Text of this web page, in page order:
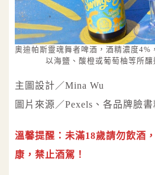
奧迪帕斯靈魂舞者啤酒，酒精濃度4%
以海鹽、酸橙或葡萄柚等所釀
主圖設計／Mina Wu
圖片來源／Pexels、各品牌臉
溫馨提醒：未滿18歲請勿飲酒
康，禁止酒駕！